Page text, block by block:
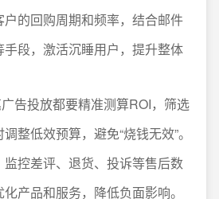
户的回购周期和频率，结合邮件
段，激活沉睡用户，提升整体
告投放都要精准测算ROI，筛选
整低效预算，避免“烧钱无效”。
监控差评、退货、投诉等售后数
产品和服务，降低负面影响。